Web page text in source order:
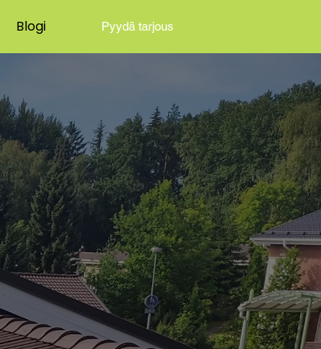
Blogi Pyydä tarjous